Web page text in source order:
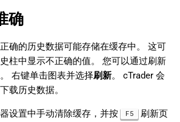
确
确的历史数据可能存储在缓存中。 这可
柱中显示不正确的值。 您可以通过刷新
右键单击图表并选择刷新。 cTrader 会
载历史数据。
设置中手动清除缓存，并按 F5 刷新页